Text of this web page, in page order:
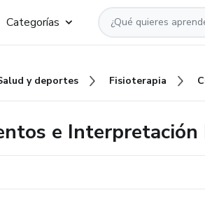
Categorías
y deportes Fisioterapia
e Interpretación